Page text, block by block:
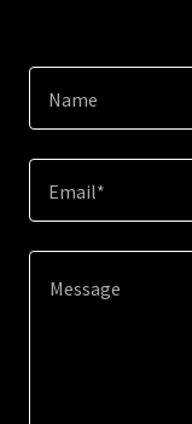
Name
Email*